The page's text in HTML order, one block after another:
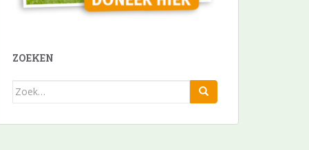
ZOEKEN
Zoek